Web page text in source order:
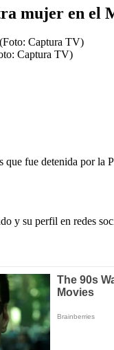
mujer en el
Captura TV)
que fue detenida por la
y su perfil en redes